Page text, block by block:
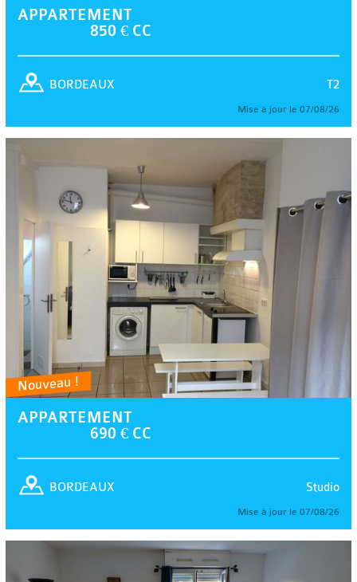
APPARTEMENT
850 € CC
T2
BORDEAUX
Mise à jour le 07/08/26
Nouveau !
APPARTEMENT
690 € CC
Studio
BORDEAUX
Mise à jour le 07/08/26